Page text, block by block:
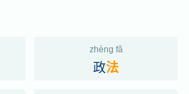
zhèng fǎ
政法